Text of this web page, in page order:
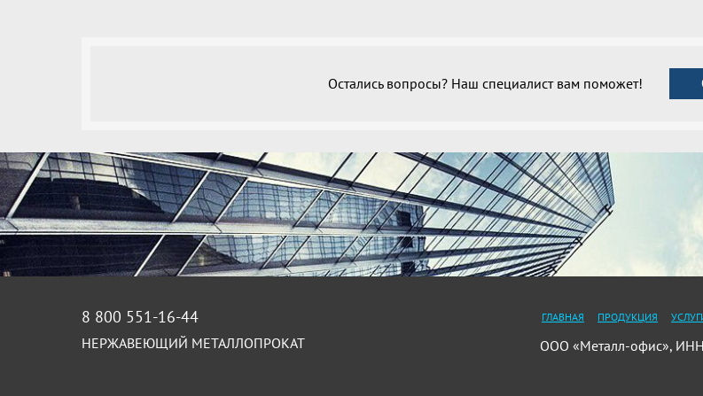
Остались вопросы? Наш специалист вам поможет!
8 800 551-16-44
НЕРЖАВЕЮЩИЙ МЕТАЛЛОПРОКАТ
ГЛАВНАЯ ПРОДУКЦИЯ
ООО «Металл-офис», ИНН